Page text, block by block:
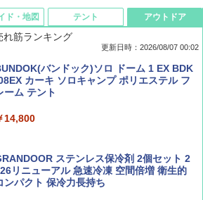
ィズニーファン ２０２６年 ９月号 [雑
] (ＤＩＳＮＥＹ ＦＡＮ)
PAL(ビ-パル) 2026年 9 月号【特別付録:
ミニマル"旅"財布 ランダム2種】
ド・地図
地球の歩き方 チェンマイ タイ北部の魅
的な町 2026～2027 地球の歩き方D アジア
地球の歩き方 イタリア 2026～2027 地
の歩き方A ヨーロッパ
テント
ャンパーズコレクション 山善] ポップアッ
テント 傘みたいに広げて畳める パッとサ
とサンシェード キューブ フルクローズ メ
ハイキング カーキ PATC-150(KH)
PEAK (パイクスピーク) 着替えテン
アウトドア
筋ランキング
更新日時：2026/08/07 00:02
バンドック)ソロ ドーム 1 EX BDK
カーキ ソロキャンプ ポリエステル フ
ーム テント
14,800
ステンレス保冷剤 2個セット 2
リニューアル 急速冷凍 空間倍増 衛生的
ンパクト 保冷力長持ち